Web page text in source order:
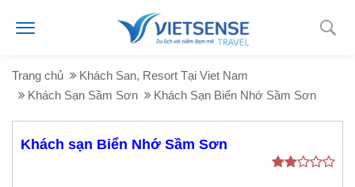
Trang chủ
Khách San, Resort Tại Viet Nam
Khách Sạn Sầm Sơn
Khách Sạn Biển Nhớ Sầm Sơn
Khách sạn Biển Nhớ Sầm Sơn